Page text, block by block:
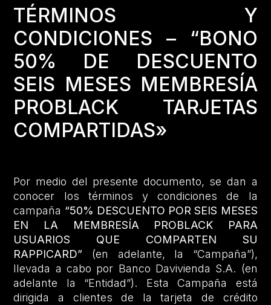
TÉRMINOS Y
CONDICIONES – “BONO
50% DE DESCUENTO
SEIS MESES MEMBRESÍA
PROBLACK TARJETAS
COMPARTIDAS»
Por medio del presente documento, se dan a
conocer los términos y condiciones de la
campaña “50% DESCUENTO POR SEIS MESES
EN LA MEMBRESÍA PROBLACK PARA
USUARIOS QUE COMPARTEN SU
RAPPICARD” (en adelante, la “Campaña”),
llevada a cabo por Banco Davivienda S.A. (en
adelante la “Entidad”). Esta Campaña está
dirigida a clientes de la tarjeta de crédito